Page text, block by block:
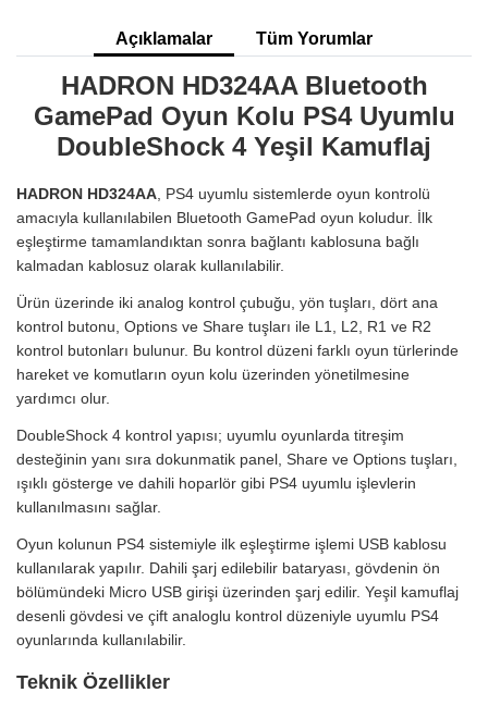
Açıklamalar Tüm Yorumlar
HADRON HD324AA Bluetooth
GamePad Oyun Kolu PS4 Uyumlu
DoubleShock 4 Yeşil Kamuflaj
HADRON HD324AA , PS4 uyumlu sistemlerde oyun kontrolü
amacıyla kullanılabilen Bluetooth GamePad oyun koludur. İlk
eşleştirme tamamlandıktan sonra bağlantı kablosuna bağlı
kalmadan kablosuz olarak kullanılabilir.
Ürün üzerinde iki analog kontrol çubuğu, yön tuşları, dört ana
kontrol butonu, Options ve Share tuşları ile L1, L2, R1 ve R2
kontrol butonları bulunur. Bu kontrol düzeni farklı oyun türlerinde
hareket ve komutların oyun kolu üzerinden yönetilmesine
yardımcı olur.
DoubleShock 4 kontrol yapısı; uyumlu oyunlarda titreşim
desteğinin yanı sıra dokunmatik panel, Share ve Options tuşları,
ışıklı gösterge ve dahili hoparlör gibi PS4 uyumlu işlevlerin
kullanılmasını sağlar.
Oyun kolunun PS4 sistemiyle ilk eşleştirme işlemi USB kablosu
kullanılarak yapılır. Dahili şarj edilebilir bataryası, gövdenin ön
bölümündeki Micro USB girişi üzerinden şarj edilir. Yeşil kamuflaj
desenli gövdesi ve çift analoglu kontrol düzeniyle uyumlu PS4
oyunlarında kullanılabilir.
Teknik Özellikler